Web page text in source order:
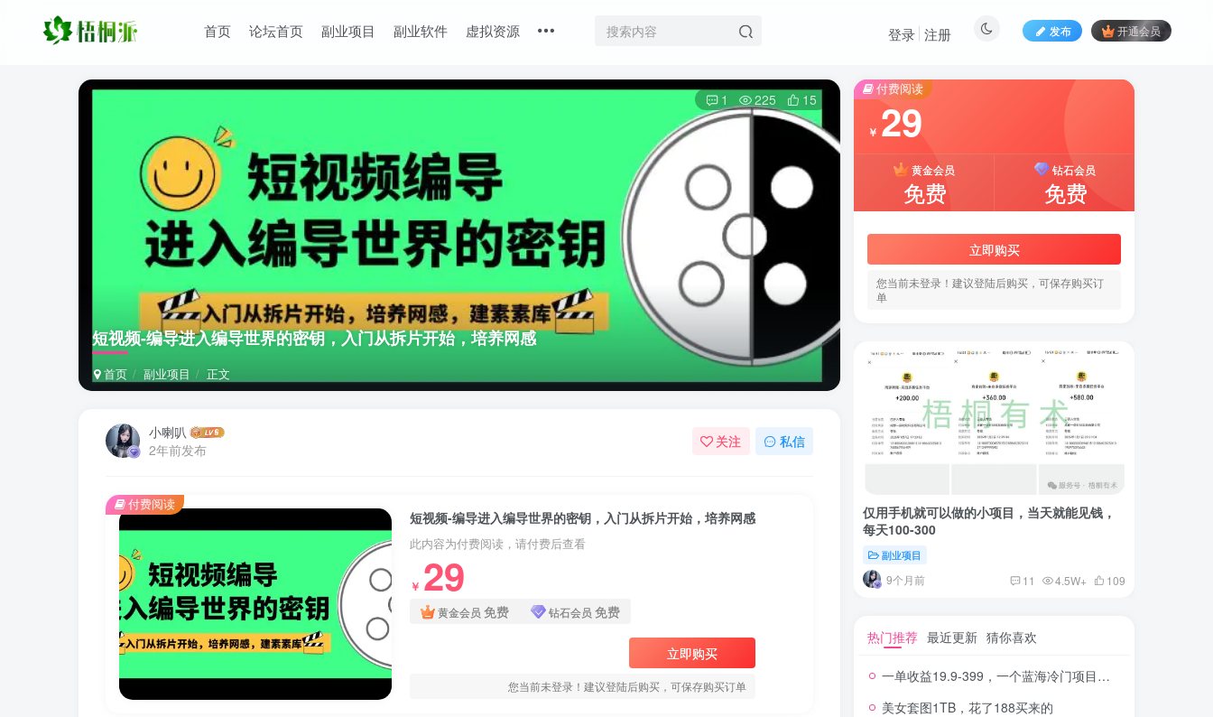
首页 论坛首页 副业项目 副业软件 虚拟资源 发布 开通会员
登录 注册
短视频-编导进入编导世界的密钥，入门从拆片开始，培养网感
首页 副业项目 正文
1 225 15
小喇叭
2年前发布
关注 私信
短视频-编导进入编导世界的密钥，入门从拆片开始，培养网感
此内容为付费阅读，请付费后查看
￥ 29
黄金会员 免费 钻石会员 免费
立即购买
您当前未登录！建议登陆后购买，可保存购买订单
付费阅读
付费阅读
￥ 29
黄金会员
免费
钻石会员
免费
立即购买
您当前未登录！建议登陆后购买，可保存购买订
单
仅用手机就可以做的小项目，当天就能见钱，
每天100-300
副业项目
9个月前 11 4.5W+ 109
热门推荐 最近更新 猜你喜欢
一单收益19.9-399，一个蓝海冷门项目，在小红书上卖人事虚拟资料
美女套图1TB，花了188买来的